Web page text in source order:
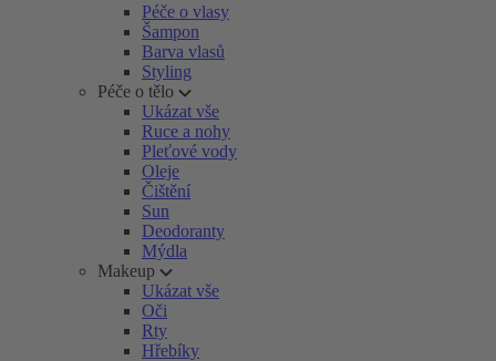
Péče o vlasy
Šampon
Barva vlasů
Styling
Péče o tělo
Ukázat vše
Ruce a nohy
Pleťové vody
Oleje
Čištění
Sun
Deodoranty
Mýdla
Makeup
Ukázat vše
Oči
Rty
Hřebíky